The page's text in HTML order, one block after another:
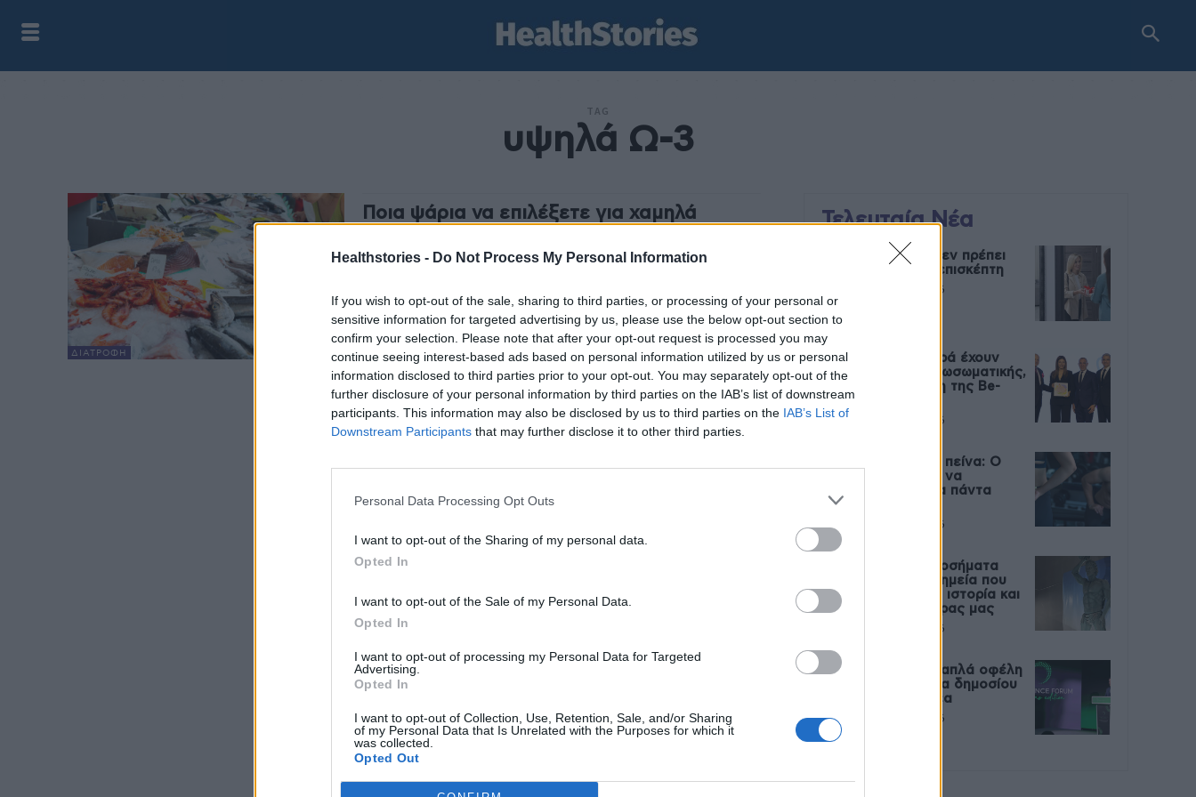
Healthstories - Do Not Process My Personal Information
If you wish to opt-out of the sale, sharing to third parties, or processing of your personal or
sensitive information for targeted advertising by us, please use the below opt-out section to
confirm your selection. Please note that after your opt-out request is processed you may
continue seeing interest-based ads based on personal information utilized by us or personal
information disclosed to third parties prior to your opt-out. You may separately opt-out of the
further disclosure of your personal information by third parties on the IAB’s list of downstream
participants. This information may also be disclosed by us to third parties on the IAB’s List of
Downstream Participants that may further disclose it to other third parties.
Personal Data Processing Opt Outs
I want to opt-out of the Sharing of my personal data.
Opted In
I want to opt-out of the Sale of my Personal Data.
Opted In
I want to opt-out of processing my Personal Data for Targeted
Advertising.
Opted In
I want to opt-out of Collection, Use, Retention, Sale, and/or Sharing
of my Personal Data that Is Unrelated with the Purposes for which it
was collected.
Opted Out
TAG
υψηλά Ω-3
ΔΙΑΤΡΟΦΉ
Ποια ψάρια να επιλέξετε για χαμηλά
HS Team - 18 Ιουλίου 2025
που προσφέρουν, αποτελούν εξαιρετική επιλογή για όσους
αναζητούν λιγότερα κορεσμένα λιπαρά και περισσότερα
ωφέλιμα...
Τελευταία Νέα
9 πράγματα που δεν πρέπει
να λέτε σε έναν επισκέπτη
27 Φεβρουαρίου 2026
Πάνω από 100 μωρά έχουν
γεννηθεί μέσω εξωσωματικής,
με την υποστήριξη της Be-
Live
27 Φεβρουαρίου 2026
Μεταπροπονητική πείνα: Ο
λόγος που θέλεις να
καταβροχθίσεις τα πάντα
μετά την άσκηση
27 Φεβρουαρίου 2026
Ωρίων – Σπάνια νοσήματα
συνδέονται με μνημεία που
διαμόρφωσαν την ιστορία και
το πνεύμα της χώρας μας
27 Φεβρουαρίου 2026
Γεωργιάδης: Πολλαπλά οφέλη
από τη συνεργασία δημοσίου
και ιδιωτικού τομέα
27 Φεβρουαρίου 2026